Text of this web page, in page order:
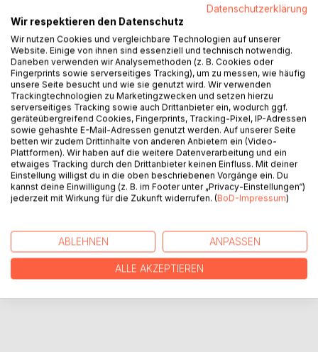
17 Liebesgeschichten, voller Lust und Leidenschaft.
Sie zaubern dich mit dem Duft der Gewürze in den Orient,
entführen dich in eine sinnliche Traumwelt, lassen dich
fühlen und spüren und bringen dich zum Stöhnen. Sie
zeigen dir, was Zärtlichkeiten und Liebkosungen bewirken
können auf nackter Haut.
Laue Sommernächte, heiße Stunden voller Glück und
Liebe.
Tauche ein in eine Welt der Begierden, der Sinnlichkeit und
der Berührungen. Lasse dich mitreißen und genieße
einfach nur!
AUTOR/IN
PRESSESTIMMEN
REZENSIONEN
Datenschutzerklärung
Wir respektieren den Datenschutz
Wir nutzen Cookies und vergleichbare Technologien auf unserer
Website. Einige von ihnen sind essenziell und technisch notwendig.
Daneben verwenden wir Analysemethoden (z. B. Cookies oder
Fingerprints sowie serverseitiges Tracking), um zu messen, wie häufig
unsere Seite besucht und wie sie genutzt wird. Wir verwenden
Trackingtechnologien zu Marketingzwecken und setzen hierzu
serverseitiges Tracking sowie auch Drittanbieter ein, wodurch ggf.
geräteübergreifend Cookies, Fingerprints, Tracking-Pixel, IP-Adressen
sowie gehashte E-Mail-Adressen genutzt werden. Auf unserer Seite
betten wir zudem Drittinhalte von anderen Anbietern ein (Video-
Plattformen). Wir haben auf die weitere Datenverarbeitung und ein
etwaiges Tracking durch den Drittanbieter keinen Einfluss. Mit deiner
Einstellung willigst du in die oben beschriebenen Vorgänge ein. Du
kannst deine Einwilligung (z. B. im Footer unter „Privacy-Einstellungen“)
jederzeit mit Wirkung für die Zukunft widerrufen. (BoD-Impressum)
ABLEHNEN ANPASSEN
ALLE AKZEPTIEREN